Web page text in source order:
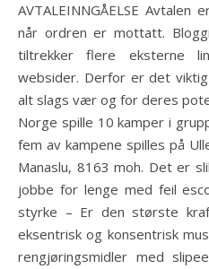
AVTALEINNGÅELSE
når ordren er mottatt.
tiltrekker flere eksterne
websider. Derfor er det
alt slags vær og for deres
Norge spille 10 kamper i
fem av kampene spilles på
Manaslu, 8163 moh. Det er
jobbe for lenge med feil
styrke – Er den største
eksentrisk og konsentrisk
rengjøringsmidler med